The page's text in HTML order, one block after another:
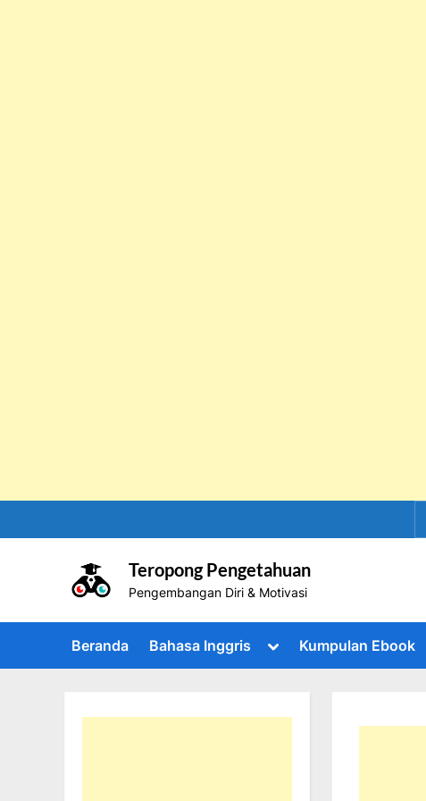
to
Teropong Pengetahuan
Pengembangan Diri & Motivasi
Beranda Bahasa Inggris
Toggle
menu
Kumpulan Ebook